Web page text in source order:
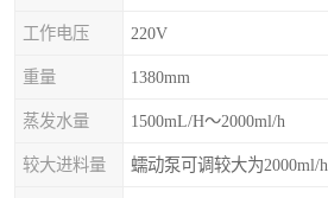
工作电压 220V
重量 1380mm
蒸发水量 1500mL/H～2000ml/h
较大进料量 蠕动泵可调较大为2000ml/h